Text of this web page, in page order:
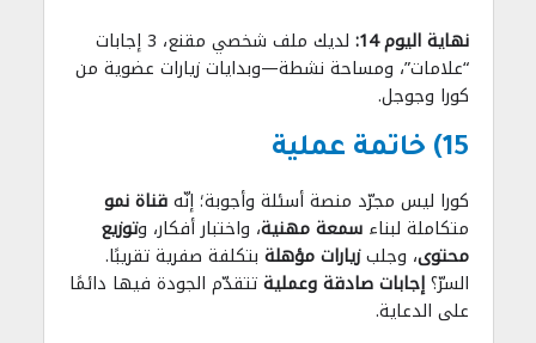
نهاية اليوم 14:
لديك ملف شخصي مقنع، 3 إجابات
“علامات”، ومساحة نشطة—وبدايات زيارات عضوية من
كورا وجوجل.
15) خاتمة عملية
كورا ليس مجرّد منصة أسئلة وأجوبة؛ إنّهقناة نمو
متكاملة لبناءسمعة مهنية، واختبار أفكار، وتوزيع
محتوى، وجلبزيارات مؤهلة بتكلفة صفرية تقريبًا.
السرّ؟إجابات صادقة وعمليةتتقدّم الجودة فيها دائمًا
على الدعاية.